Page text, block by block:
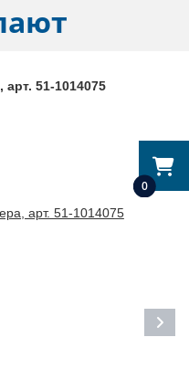
0
51-1014075